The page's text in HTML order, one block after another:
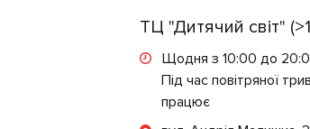
ТЦ "Дитячий світ"
Щодня з 10:00 до
Під час повітряної
працює